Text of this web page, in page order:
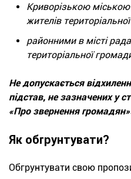
Криворізькою
жителів
районними в місті
територіальної
Не допускається
підстав, не зазначених у
«Про звернення громадян»
Як обгрунтувати?
Обгрунтувати свою